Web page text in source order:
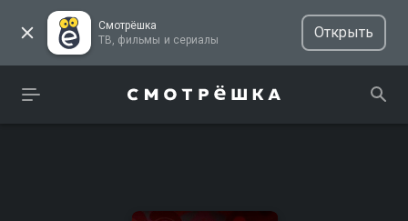
Смотрёшка
ТВ, фильмы и сериалы
Открыть